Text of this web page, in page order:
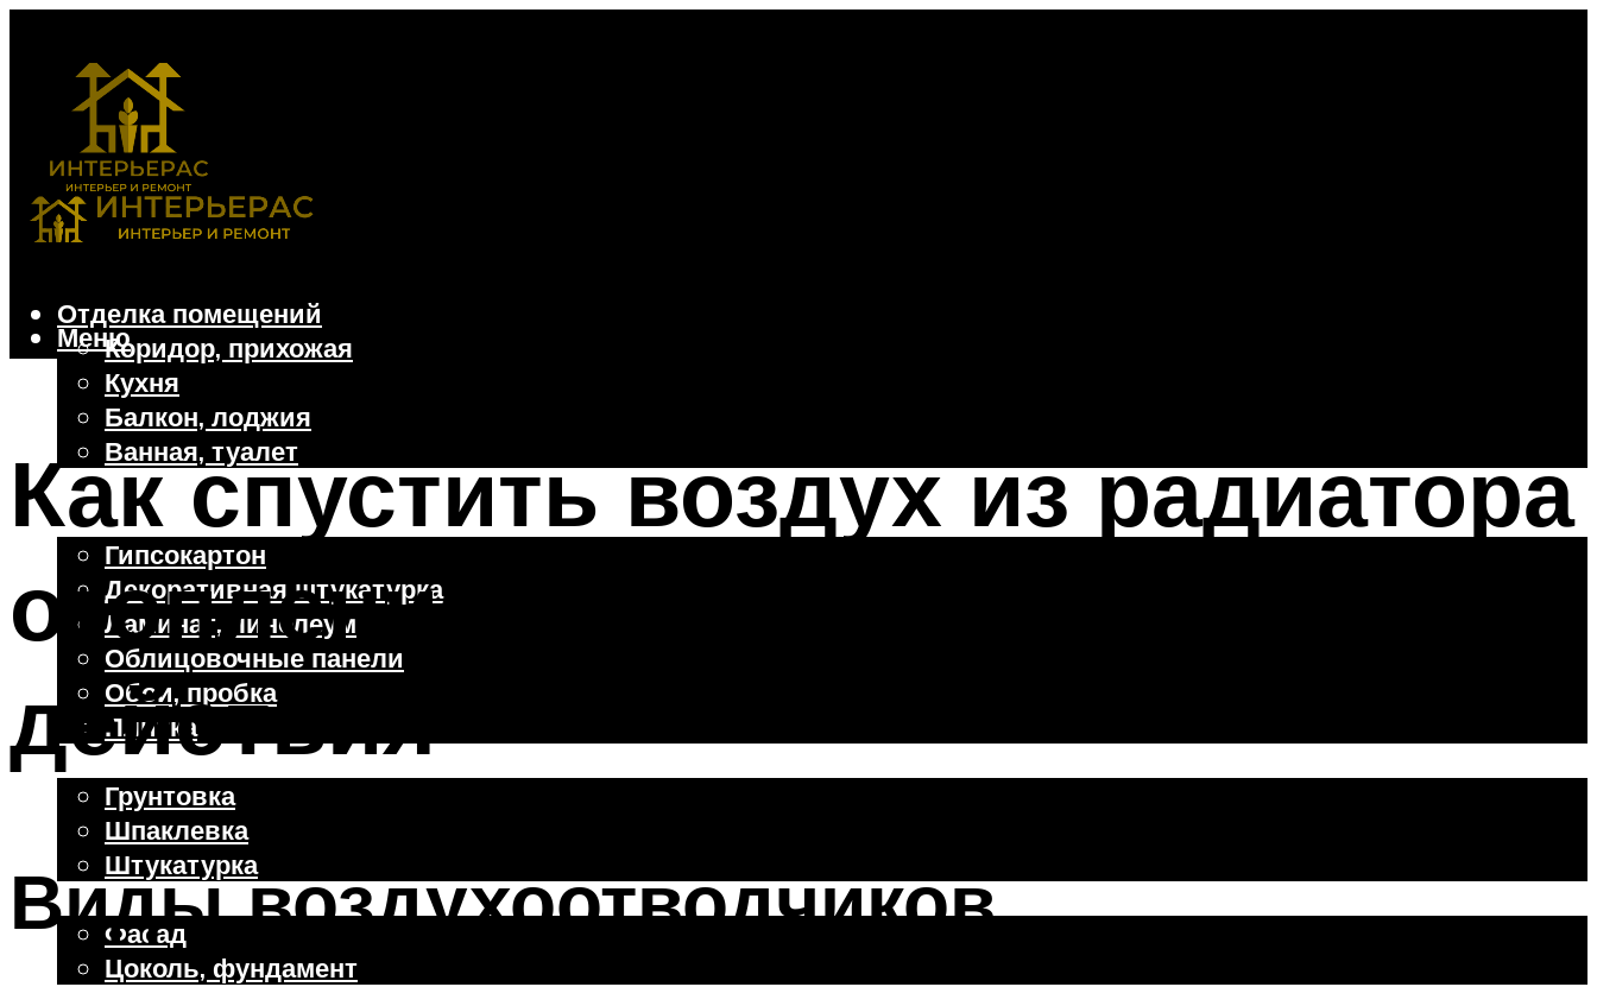
Отделка помещений
Коридор, прихожая
Кухня
Балкон, лоджия
Ванная, туалет
Дачные и частные дома
Отделочные материалы
Гипсокартон
Декоративная штукатурка
Ламинат, линолеум
Облицовочные панели
Обои, пробка
Плитка
Отделочные работы
Грунтовка
Шпаклевка
Штукатурка
Внешняя отделка
Фасад
Цоколь, фундамент
Меню
Как спустить воздух из радиатора
отопления: видео и 4 этапа
действия
Виды воздухоотводчиков